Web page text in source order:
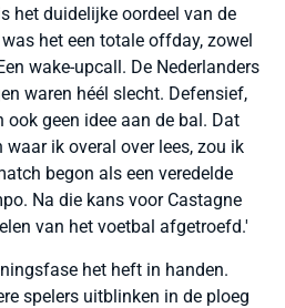
het duidelijke oordeel van de
het een totale offday, zowel
wake-upcall. De Nederlanders
waren héél slecht. Defensief,
ook geen idee aan de bal. Dat
ik overal over lees, zou ik
begon als een veredelde
Na die kans voor Castagne
van het voetbal afgetroefd.'
het heft in handen.
spelers uitblinken in de ploeg